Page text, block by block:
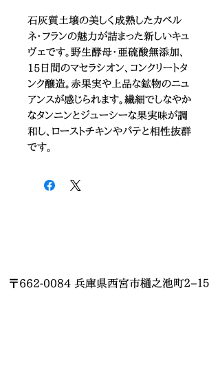
石灰質土壌の美しく成熟したカベル
ネ・フランの魅力が詰まった新しいキュ
ヴェです。野生酵母・亜硫酸無添加、
15日間のマセラシオン、コンクリートタ
ンク醸造。赤果実や上品な鉱物のニュ
アンスが感じられます。繊細でしなやか
なタンニンとジューシーな果実味が調
和し、ローストチキンやパテと相性抜群
です。
〒662-0084 兵庫県西宮市樋之池町２−１５